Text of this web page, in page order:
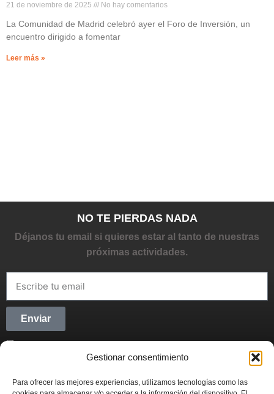
Gestionar consentimiento
Para ofrecer las mejores experiencias, utilizamos tecnologías como las
21 de noviembre de 2025 No hay comentarios
La Comunidad de Madrid celebró ayer el Foro de Inversión, un
encuentro dirigido a fomentar
Leer más »
NO TE PIERDAS NADA
Déjanos tu email si quieres estar al tanto de nuestras
próximas actividades.
Enviar
Síguenos en Redes Sociales y forma parte del